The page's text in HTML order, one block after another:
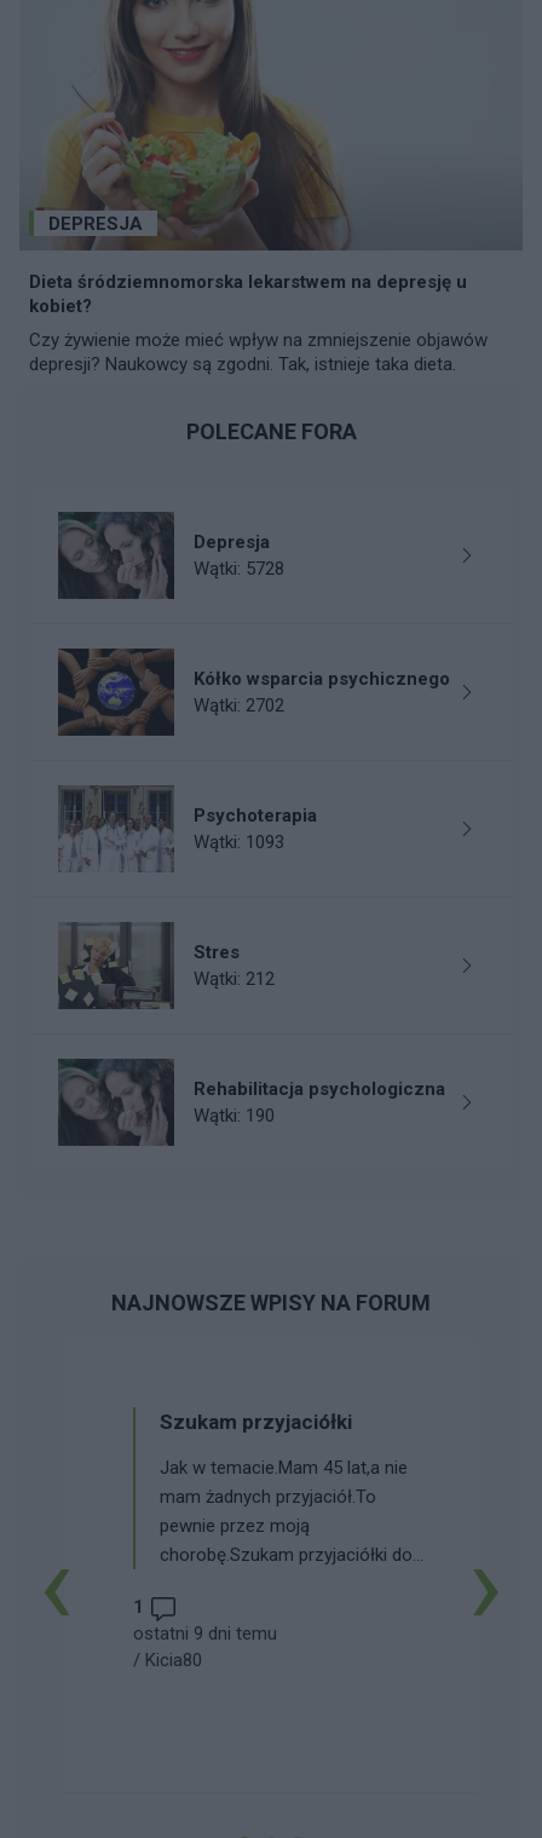
DEPRESJA
Dieta śródziemnomorska lekarstwem na depresję u
kobiet?
Czy żywienie może mieć wpływ na zmniejszenie objawów
depresji? Naukowcy są zgodni. Tak, istnieje taka dieta.
POLECANE FORA
Depresja
Wątki: 5728
Kółko wsparcia psychicznego
Wątki: 2702
Psychoterapia
Wątki: 1093
Stres
Wątki: 212
Rehabilitacja psychologiczna
Wątki: 190
NAJNOWSZE WPISY NA FORUM
Szukam przyjaciółki
Jak w temacie.Mam 45 lat,a nie
mam żadnych przyjaciół.To
pewnie przez moją
chorobę.Szukam przyjaciółki do
z woj. lubuskiego,ale mogą też
być inne okolice...
1
ostatni 9 dni temu
/ Kicia80
‹ ›